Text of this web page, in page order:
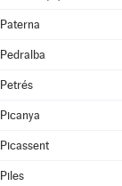
Paterna
Pedralba
Petrés
Picanya
Picassent
Piles